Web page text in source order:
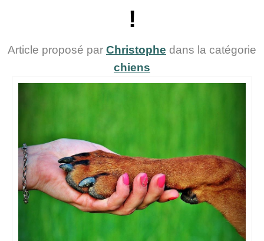
!
Article proposé par Christophe dans la catégorie
chiens